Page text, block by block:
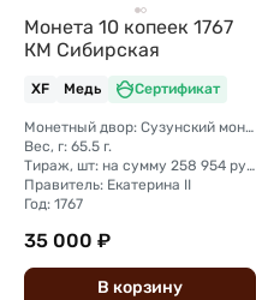
Монета 10 копеек 1767
КМ Сибирская
XF Медь Сертификат
Монетный двор: Сузунский монетный двор (Сибирь)
Вес, г: 65.5 г.
Тираж, шт: на сумму 258 954 рубля 5 копеек (сумма 10 копеек + 5 копеек +2 копейки + 1 копейка + денга + полушка)
Правитель: Екатерина II
Год: 1767
35 000 ₽
В корзину